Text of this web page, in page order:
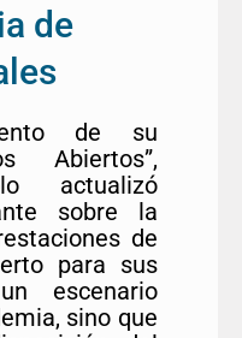
de
de su
Abiertos”,
actualizó
sobre la
de
para sus
escenario
sino que